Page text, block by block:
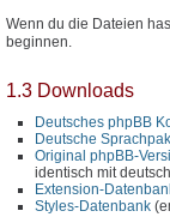
Wenn du die Dateien
beginnen.
1.3 Downloads
Deutsches phpBB
Deutsche
Original phpBB-
identisch mit
Extension-
Styles-Datenbank